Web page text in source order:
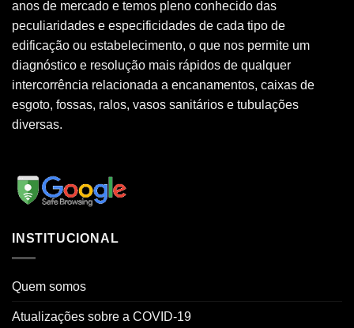
anos de mercado e temos pleno conhecido das
peculiaridades e especificidades de cada tipo de
edificação ou estabelecimento, o que nos permite um
diagnóstico e resolução mais rápidos de qualquer
intercorrência relacionada a encanamentos, caixas de
esgoto, fossas, ralos, vasos sanitários e tubulações
diversas.
INSTITUCIONAL
Quem somos
Atualizações sobre a COVID-19